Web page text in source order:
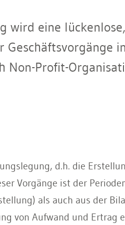
wird eine
Profit-
d.h. die
Vorgänge ist der
als auch aus der
von Aufwand und